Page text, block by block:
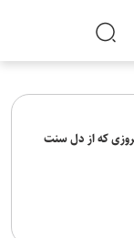
که از دل سنت